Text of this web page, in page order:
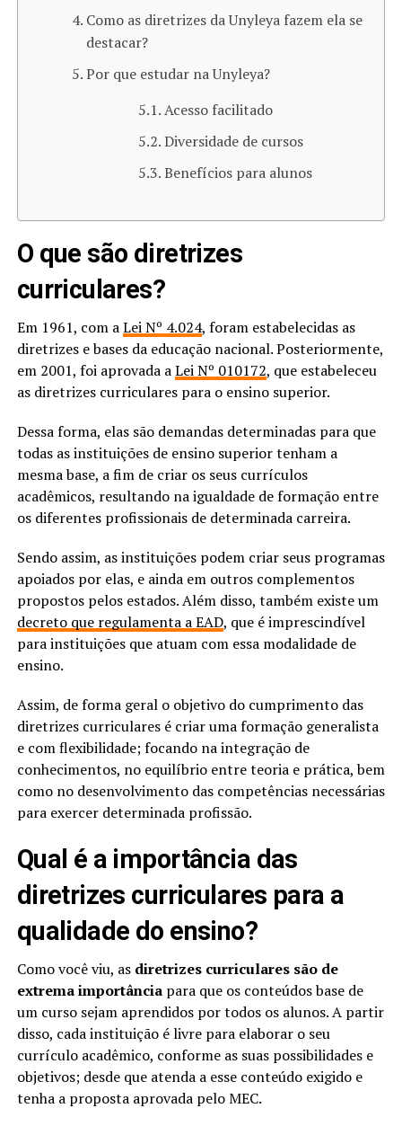
Como as diretrizes da Unyleya fazem ela se
destacar?
Por que estudar na Unyleya?
Acesso facilitado
Diversidade de cursos
Benefícios para alunos
O que são diretrizes
curriculares?
Em 1961, com aLei Nº 4.024, foram estabelecidas as
diretrizes e bases da educação nacional. Posteriormente,
em 2001, foi aprovada aLei Nº 010172, que estabeleceu
as diretrizes curriculares para o ensino superior.
Dessa forma, elas são demandas determinadas para que
todas as instituições de ensino superior tenham a
mesma base, a fim de criar os seus currículos
acadêmicos, resultando na igualdade de formação entre
os diferentes profissionais de determinada carreira.
Sendo assim, as instituições podem criar seus programas
apoiados por elas, e ainda em outros complementos
propostos pelos estados. Além disso, também existe um
decreto que regulamenta a EAD, que é imprescindível
para instituições que atuam com essa modalidade de
ensino.
Assim, de forma geral o objetivo do cumprimento das
diretrizes curriculares é criar uma formação generalista
e com flexibilidade; focando na integração de
conhecimentos, no equilíbrio entre teoria e prática, bem
como no desenvolvimento das competências necessárias
para exercer determinada profissão.
Qual é a importância das
diretrizes curriculares para a
qualidade do ensino?
Como você viu, as diretrizes curriculares são de
extrema importânciapara que os conteúdos base de
um curso sejam aprendidos por todos os alunos. A partir
disso, cada instituição é livre para elaborar o seu
currículo acadêmico, conforme as suas possibilidades e
objetivos; desde que atenda a esse conteúdo exigido e
tenha a proposta aprovada pelo MEC.